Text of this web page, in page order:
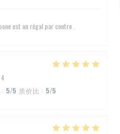
est un régal par contre .
: 5/5 质价比 : 5/5